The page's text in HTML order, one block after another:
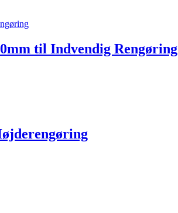
til Indvendig Rengøring